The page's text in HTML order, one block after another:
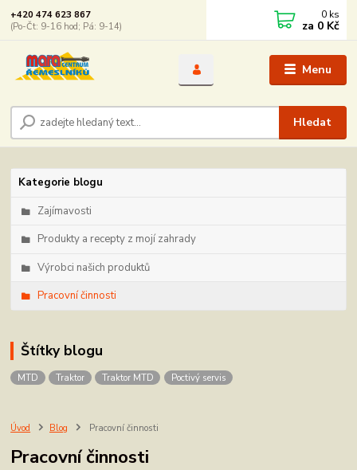
Menu
Hledat
+420 474 623 867
(Po-Čt: 9-16 hod; Pá: 9-14)
0 ks
za 0 Kč
Kategorie blogu
Zajímavosti
Produkty a recepty z mojí zahrady
Výrobci našich produktů
Pracovní činnosti
Štítky blogu
MTD Traktor Traktor MTD Poctivý servis
Úvod Blog Pracovní činnosti
Pracovní činnosti